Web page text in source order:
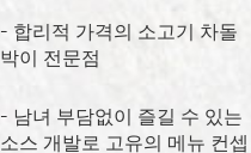
– 합리적 가격의 소고기 차돌
박이 전문점
– 남녀 부담없이 즐길 수 있는
소스 개발로 고유의 메뉴 컨셉